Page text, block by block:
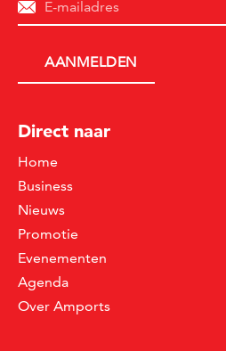
Direct naar
Home
Business
Nieuws
Promotie
Evenementen
Agenda
Over Amports